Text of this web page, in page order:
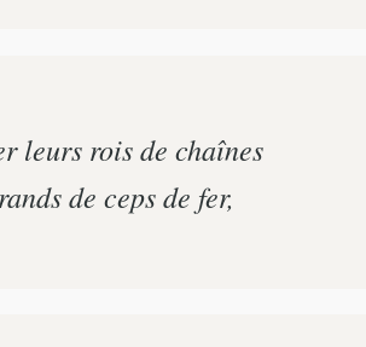
leurs rois de chaînes
de ceps de fer,